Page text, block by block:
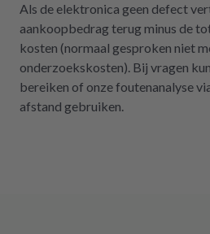
Als de elektronica geen defect
aankoopbedrag terug minus de
kosten (normaal gesproken niet
onderzoekskosten). Bij vragen
bereiken of onze foutenanalyse
afstand gebruiken.